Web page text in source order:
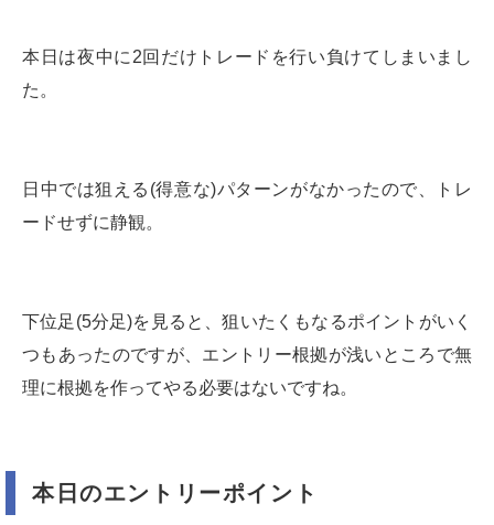
本日は夜中に2回だけトレードを行い負けてしまいまし
た。
日中では狙える(得意な)パターンがなかったので、トレ
ードせずに静観。
下位足(5分足)を見ると、狙いたくもなるポイントがいく
つもあったのですが、エントリー根拠が浅いところで無
理に根拠を作ってやる必要はないですね。
本日のエントリーポイント